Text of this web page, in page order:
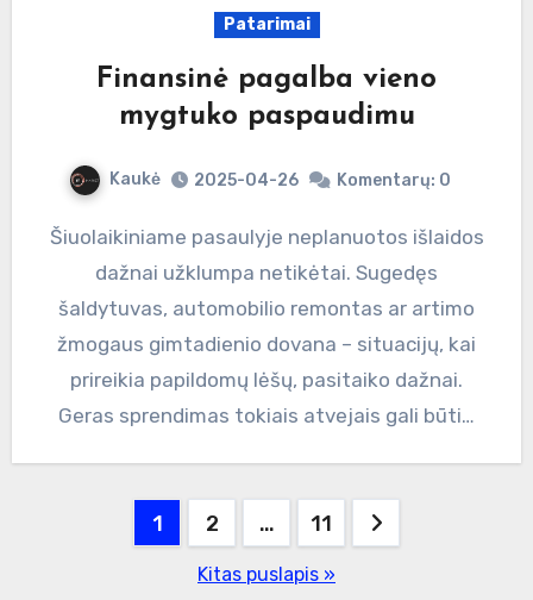
Patarimai
Finansinė pagalba vieno
mygtuko paspaudimu
Kaukė 2025-04-26 Komentarų: 0
Šiuolaikiniame pasaulyje neplanuotos išlaidos
dažnai užklumpa netikėtai. Sugedęs
šaldytuvas, automobilio remontas ar artimo
žmogaus gimtadienio dovana – situacijų, kai
prireikia papildomų lėšų, pasitaiko dažnai.
Geras sprendimas tokiais atvejais gali būti…
puslapiavimas
1 2 … 11
Kitas puslapis »